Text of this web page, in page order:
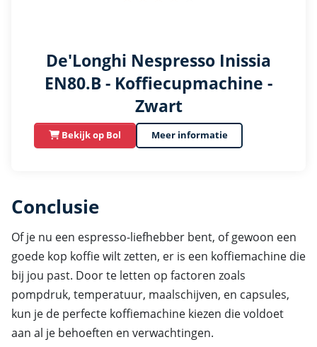
De'Longhi Nespresso Inissia
EN80.B - Koffiecupmachine -
Zwart
Bekijk op Bol Meer informatie
Conclusie
Of je nu een espresso-liefhebber bent, of gewoon een
goede kop koffie wilt zetten, er is een koffiemachine die
bij jou past. Door te letten op factoren zoals
pompdruk, temperatuur, maalschijven, en capsules,
kun je de perfecte koffiemachine kiezen die voldoet
aan al je behoeften en verwachtingen.